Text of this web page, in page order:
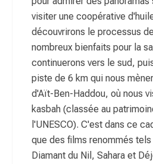
visiter une coopérative
découvrirons le processus
nombreux bienfaits pour la
continuerons vers le sud,
piste de 6 km qui nous
d'Aït-Ben-Haddou, où nous
kasbah (classée au
l'UNESCO). C'est dans ce
que des films renommés
Diamant du Nil, Sahara et